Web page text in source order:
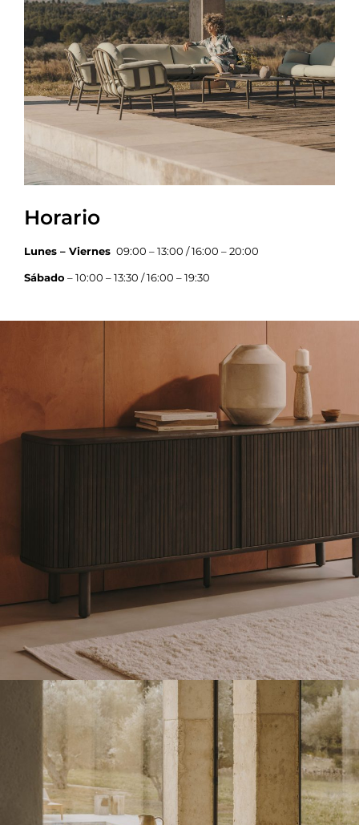
Horario
Lunes – Viernes 09:00 – 13:00 / 16:00 – 20:00
Sábado – 10:00 – 13:30 / 16:00 – 19:30